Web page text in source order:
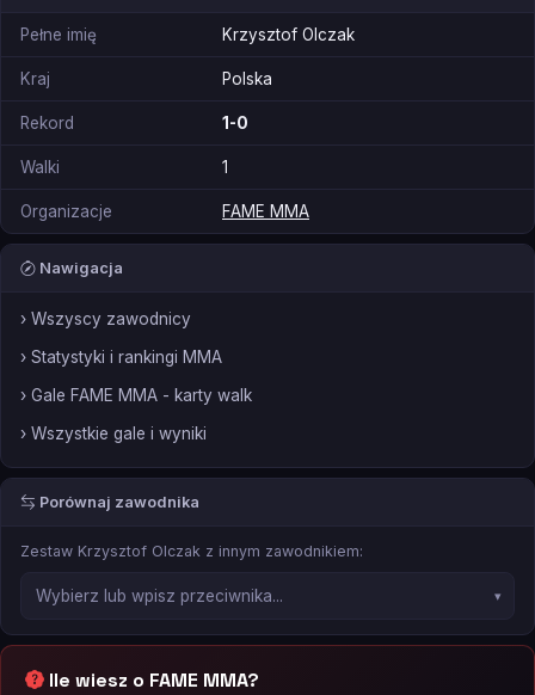
Pełne imię Krzysztof Olczak
Kraj Polska
Rekord 1-0
Walki 1
Organizacje FAME MMA
Nawigacja
› Wszyscy zawodnicy
› Statystyki i rankingi MMA
› Gale FAME MMA - karty walk
› Wszystkie gale i wyniki
Porównaj zawodnika
Zestaw Krzysztof Olczak z innym zawodnikiem:
Ile wiesz o FAME MMA?